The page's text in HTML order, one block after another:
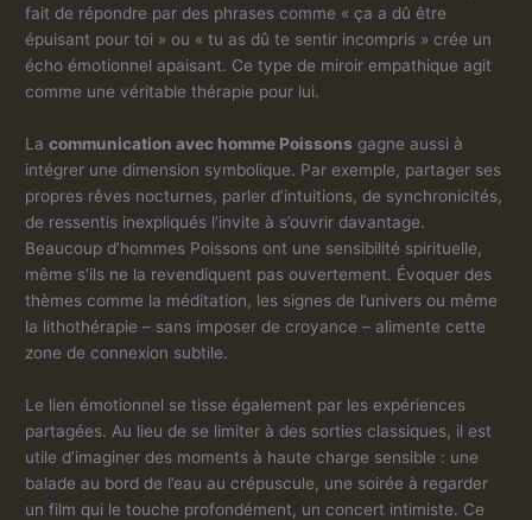
fait de répondre par des phrases comme « ça a dû être
épuisant pour toi » ou « tu as dû te sentir incompris » crée un
écho émotionnel apaisant. Ce type de miroir empathique agit
comme une véritable thérapie pour lui.
Lacommunication avec homme Poissons gagne aussi à
intégrer une dimension symbolique. Par exemple, partager ses
propres rêves nocturnes, parler d’intuitions, de synchronicités,
de ressentis inexpliqués l’invite à s’ouvrir davantage.
Beaucoup d’hommes Poissons ont une sensibilité spirituelle,
même s’ils ne la revendiquent pas ouvertement. Évoquer des
thèmes comme la méditation, les signes de l’univers ou même
la lithothérapie – sans imposer de croyance – alimente cette
zone de connexion subtile.
Le lien émotionnel se tisse également par les expériences
partagées. Au lieu de se limiter à des sorties classiques, il est
utile d’imaginer des moments à haute charge sensible : une
balade au bord de l’eau au crépuscule, une soirée à regarder
un film qui le touche profondément, un concert intimiste. Ce